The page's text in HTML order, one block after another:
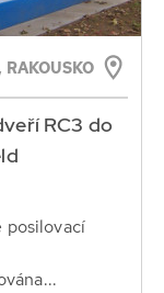
RC3 do
posilovací